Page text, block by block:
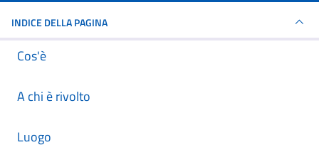
INDICE DELLA PAGINA
Cos'è
A chi è rivolto
Luogo